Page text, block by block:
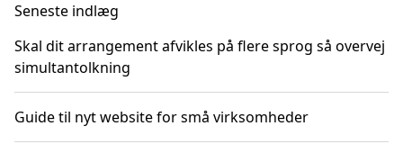
Seneste indlæg
Skal dit arrangement afvikles på flere sprog så overvej
simultantolkning
Guide til nyt website for små virksomheder